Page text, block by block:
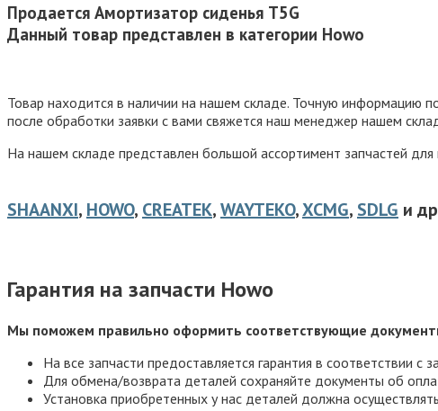
Продается Амортизатор сиденья T5G
Данный товар представлен в категории Howo
Товар находится в наличии на нашем складе. Точную информацию
после обработки заявки с вами свяжется наш менеджер нашем
На нашем складе представлен большой ассортимент запчастей для
SHAANXI, HOWO, CREATEK,WAYTEKO,XCMG, SDLG и
Гарантия на запчасти Howo
Мы поможем правильно оформить соответствующие
На все запчасти предоставляется гарантия в соответствии с
Для обмена/возврата деталей сохраняйте документы об
Установка приобретенных у нас деталей должна